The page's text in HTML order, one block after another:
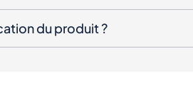
du produit ?